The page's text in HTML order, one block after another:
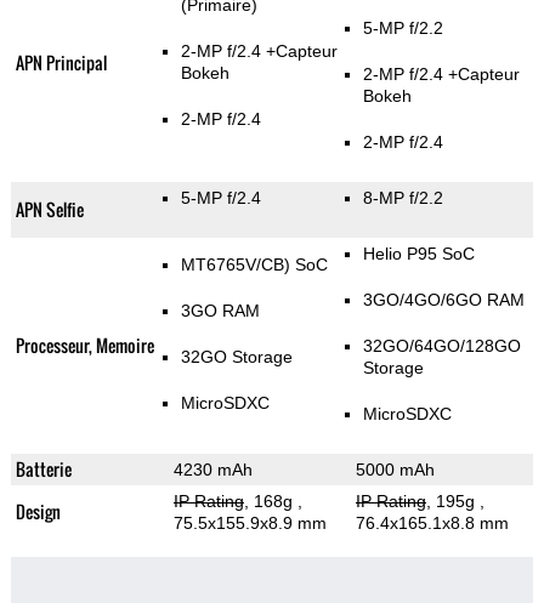
APN Principal
(Primaire)
2-MP f/2.4 +Capteur
Bokeh
2-MP f/2.4
5-MP f/2.2
2-MP f/2.4 +Capteur
Bokeh
2-MP f/2.4
APN Selfie 5-MP f/2.4 8-MP f/2.2
Processeur, Memoire
MT6765V/CB) SoC
3GO RAM
32GO Storage
MicroSDXC
Helio P95 SoC
3GO/4GO/6GO RAM
32GO/64GO/128GO
Storage
MicroSDXC
Batterie 4230 mAh 5000 mAh
Design IP Rating, 168g
75.5x155.9x8.9 mm
IP Rating, 195g
76.4x165.1x8.8 mm